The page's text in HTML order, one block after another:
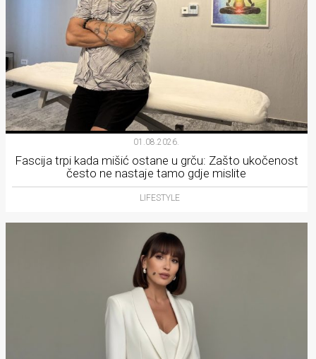
01.08.2026.
Fascija trpi kada mišić ostane u grču: Zašto ukočenost
često ne nastaje tamo gdje mislite
LIFESTYLE